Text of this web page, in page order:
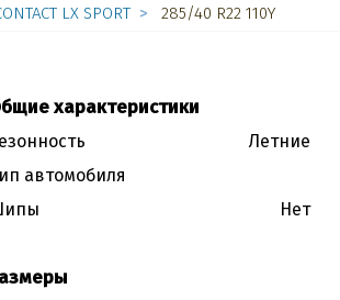
LX SPORT 285/40 R22 110Y
характеристики
Летние
автомобиля
Нет